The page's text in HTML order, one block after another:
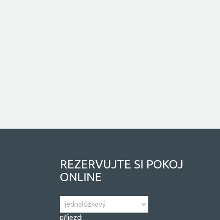
REZERVUJTE SI POKOJ
ONLINE
příjezd: